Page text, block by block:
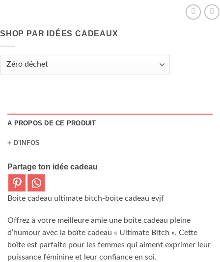
SHOP PAR IDÉES CADEAUX
A PROPOS DE CE PRODUIT
+ D'INFOS
Partage ton idée cadeau
Boite cadeau ultimate bitch-boite cadeau evjf
Offrez à votre meilleure amie une boîte cadeau pleine
d’humour avec la boîte cadeau « Ultimate Bitch ». Cette
boîte est parfaite pour les femmes qui aiment exprimer leur
puissance féminine et leur confiance en soi.